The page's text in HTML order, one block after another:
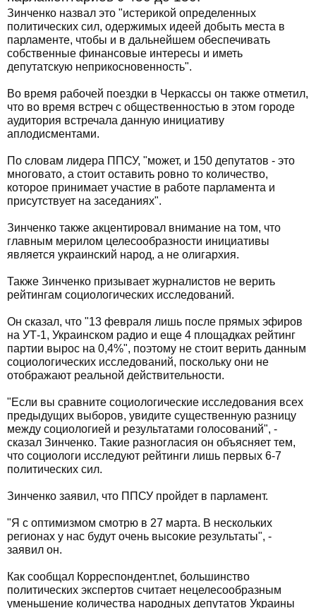
Зинченко назвал это "истерикой определенных
политических сил, одержимых идеей добыть места в
парламенте, чтобы и в дальнейшем обеспечивать
собственные финансовые интересы и иметь
депутатскую неприкосновенность".
Во время рабочей поездки в Черкассы он также отметил,
что во время встреч с общественностью в этом городе
аудитория встречала данную инициативу
аплодисментами.
По словам лидера ППСУ, "может, и 150 депутатов - это
многовато, а стоит оставить ровно то количество,
которое принимает участие в работе парламента и
присутствует на заседаниях".
Зинченко также акцентировал внимание на том, что
главным мерилом целесообразности инициативы
является украинский народ, а не олигархия.
Также Зинченко призывает журналистов не верить
рейтингам социологических исследований.
Он сказал, что "13 февраля лишь после прямых эфиров
на УТ-1, Украинском радио и еще 4 площадках рейтинг
партии вырос на 0,4%", поэтому не стоит верить данным
социологических исследований, поскольку они не
отображают реальной действительности.
"Если вы сравните социологические исследования всех
предыдущих выборов, увидите существенную разницу
между социологией и результатами голосований", -
сказал Зинченко. Такие разногласия он объясняет тем,
что социологи исследуют рейтинги лишь первых 6-7
политических сил.
Зинченко заявил, что ППСУ пройдет в парламент.
"Я с оптимизмом смотрю в 27 марта. В нескольких
регионах у нас будут очень высокие результаты", -
заявил он.
Как сообщал Корреспондент.net, большинство
политических экспертов считает нецелесообразным
уменьшение количества народных депутатов Украины